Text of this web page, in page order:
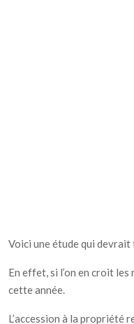
Voici une étude qui
En effet, si l’on en croit
cette année.
L’accession à la propriété